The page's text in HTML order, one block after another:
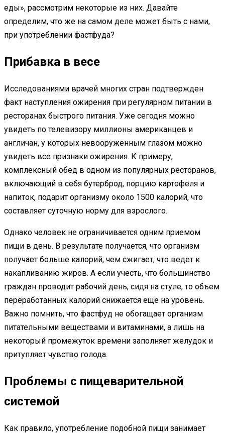
еды», рассмотрим некоторые из них. Давайте
определим, что же на самом деле может быть с нами,
при употреблении фастфуда?
Прибавка в весе
Исследованиями врачей многих стран подтвержден
факт наступления ожирения при регулярном питании в
ресторанах быстрого питания. Уже сегодня можно
увидеть по телевизору миллионы американцев и
англичан, у которых невооруженным глазом можно
увидеть все признаки ожирения. К примеру,
комплексный обед в одном из популярных ресторанов,
включающий в себя бутерброд, порцию картофеля и
напиток, подарит организму около 1500 калорий, что
составляет суточную норму для взрослого.
Однако человек не ограничивается одним приемом
пищи в день. В результате получается, что организм
получает больше калорий, чем сжигает, что ведет к
накапливанию жиров. А если учесть, что большинство
граждан проводит рабочий день, сидя на стуле, то объем
переработанных калорий снижается еще на уровень.
Важно помнить, что фастфуд не обогащает организм
питательными веществами и витаминами, а лишь на
некоторый промежуток времени заполняет желудок и
притупляет чувство голода.
Проблемы с пищеварительной
системой
Как правило, употребление подобной пищи занимает